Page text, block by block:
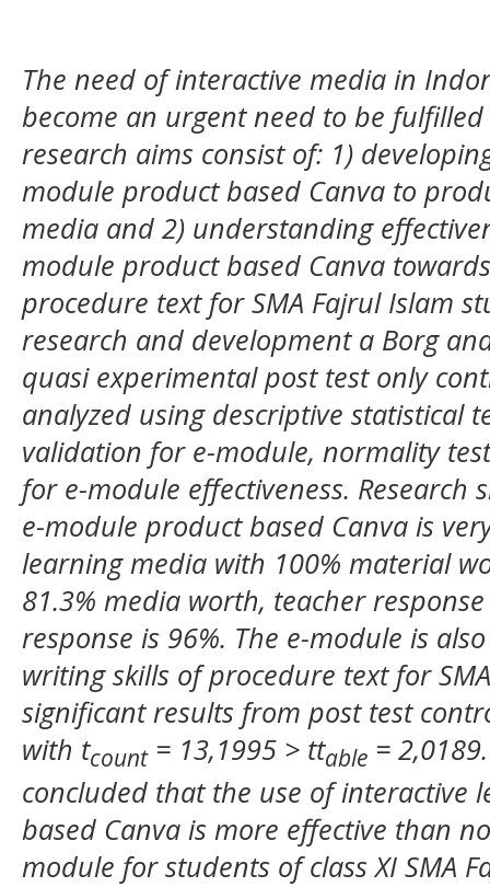
The need of interactive media in
become an urgent need to be
research aims consist of: 1)
module product based Canva to
media and 2) understanding
module product based Canva
procedure text for SMA Fajrul Islam
research and development a Borg
quasi experimental post test only
analyzed using descriptive statistical
validation for e-module, normality
for e-module effectiveness.
e-module product based Canva is
learning media with 100% material
81.3% media worth, teacher
response is 96%. The e-module is
writing skills of procedure text for
significant results from post test
with tcount= 13,1995 > ttable =
concluded that the use of interactive
based Canva is more effective than
module for students of class XI SMA